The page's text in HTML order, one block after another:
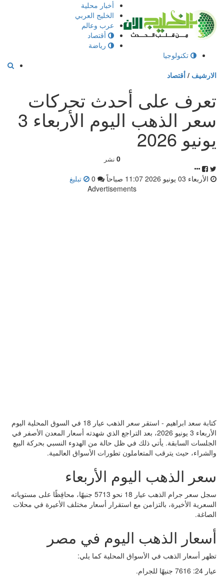
الى
المحتوى
أخبار محلية
الخليج العربي
عرب وعالم
أقتصاد
رياضة
تكنولوجيا
الارشيف / أقتصاد
تعرف على أحدث تحركات
سعر الذهب اليوم الأربعاء 3
يونيو 2026
0 نشر
الأربعاء 03 يونيو 2026 11:07 صباحاً
تبليغ
Advertisements
كتابة سعد ابراهيم - استقر سعر الذهب عيار 18 في السوق المحلية اليوم
الأربعاء 3 يونيو 2026، بعد التراجع الذي شهدته أسعار المعدن الأصفر في
الجلسات السابقة. يأتي ذلك في ظل حالة من الهدوء النسبي بحركة البيع
والشراء، حيث يترقب المتعاملون تطورات الأسواق العالمية.
سعر الذهب اليوم الأربعاء
سجل سعر جرام الذهب عيار 18 نحو 5713 جنيهًا، محافِظًا على مستوياته
السعرية الأخيرة، بالتزامن مع استقرار أسعار مختلف الأعيرة في محلات
الصاغة.
أسعار الذهب اليوم في مصر
تظهر أسعار الذهب في الأسواق المحلية كما يلي:
عيار 24: 7616 جنيهًا للجرام.